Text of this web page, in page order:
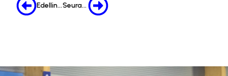
Edellinen Seuraava